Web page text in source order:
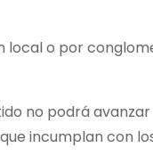
local o por
no podrá
incumplan con